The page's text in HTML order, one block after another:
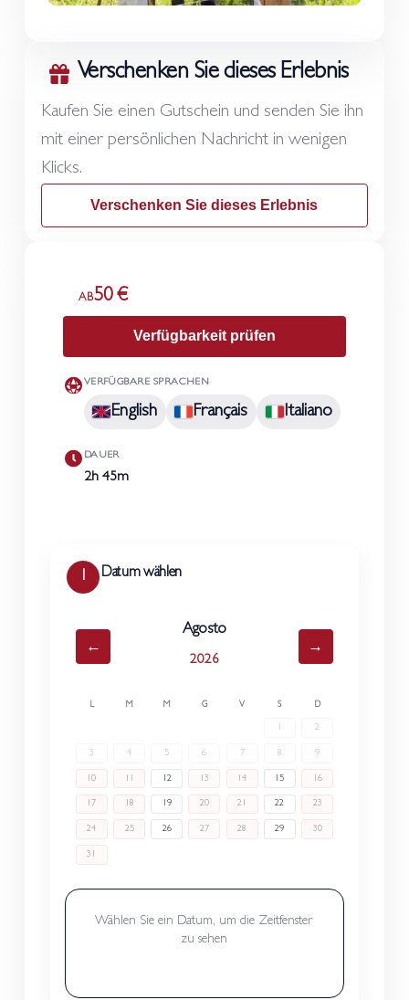
AB50 €
Verfügbarkeit prüfen
VERFÜGBARE SPRACHEN
English Français Italiano
DAUER
2h 45m
1 Datum wählen
←
Agosto
2026
→
L M M G V S D
2
3 4 5 6 7 8 9
10 12 13 14 15 16
17 18 19 20 21 22 23
24 25 26 27 28 29 30
31
Wählen Sie ein Datum, um die Zeitfenster
zu sehen
Verschenken Sie dieses Erlebnis
Kaufen Sie einen Gutschein und senden Sie ihn
mit einer persönlichen Nachricht in wenigen
Klicks.
Verschenken Sie dieses Erlebnis